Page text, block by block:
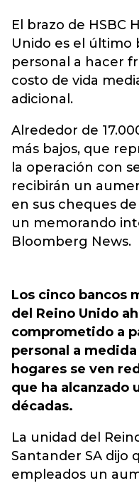
El brazo de HSBC
Unido es el último
personal a hacer
costo de vida
adicional.
Alrededor de
más bajos, que
la operación con
recibirán un
en sus cheques
un memorando
Bloomberg News.
Los cinco bancos
del Reino Unido
comprometido a
personal a
hogares se ven
que ha alcanzado
décadas.
La unidad del
Santander SA dijo
empleados un